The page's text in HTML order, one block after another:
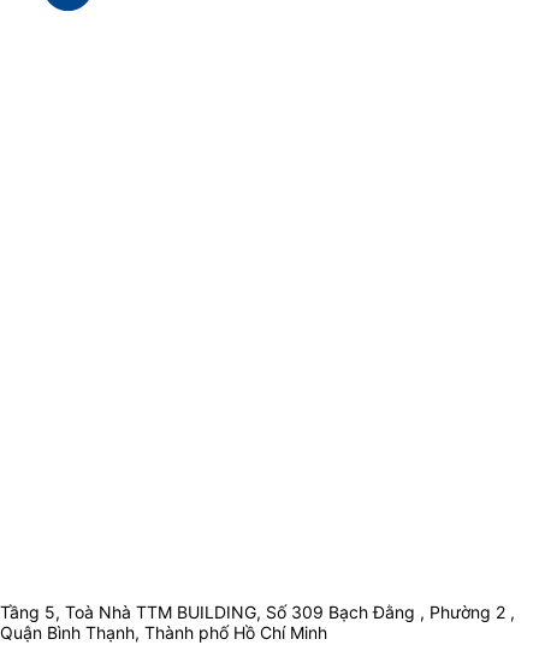
Tầng 5, Toà Nhà TTM BUILDING, Số 309 Bạch Đằng , Phường 2 ,
Quận Bình Thạnh, Thành phố Hồ Chí Minh